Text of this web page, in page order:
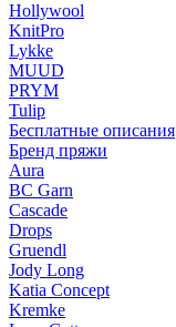
Hollywool
KnitPro
Lykke
MUUD
PRYM
Tulip
Бесплатные описания
Бренд пряжи
Aura
BC Garn
Cascade
Drops
Gruendl
Jody Long
Katia Concept
Kremke